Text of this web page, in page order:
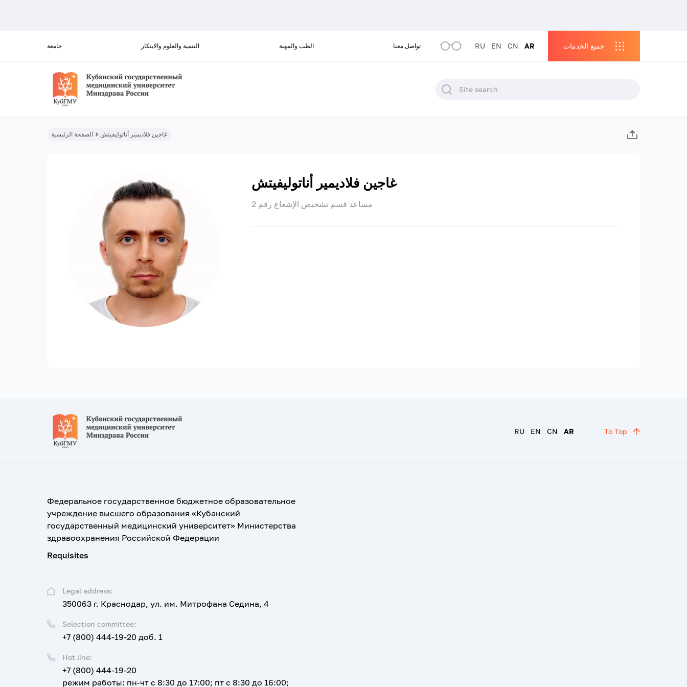
جامعة التنمية والعلوم والابتكار الطب والمهنة تواصل معنا RU EN CN AR جميع الخدمات
الصفحة الرئيسية غاجين فلاديمير أناتوليفيتش
غاجين فلاديمير أناتوليفيتش
مساعد قسم تشخيص الإشعاع رقم 2
RU EN CN AR To Top
Федеральное государственное бюджетное образовательное
учреждение высшего образования «Кубанский
государственный медицинский университет» Министерства
здравоохранения Российской Федерации
Requisites
Legal address:
350063 г. Краснодар, ул. им. Митрофана Седина, 4
Selection committee:
+7 (800) 444-19-20 доб. 1
Hot line:
+7 (800) 444-19-20
режим работы: пн-чт с 8:30 до 17:00; пт с 8:30 до 16:00;